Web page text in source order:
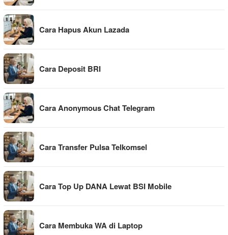
Cara Hapus Akun Lazada
Cara Deposit BRI
Cara Anonymous Chat Telegram
Cara Transfer Pulsa Telkomsel
Cara Top Up DANA Lewat BSI Mobile
Cara Membuka WA di Laptop